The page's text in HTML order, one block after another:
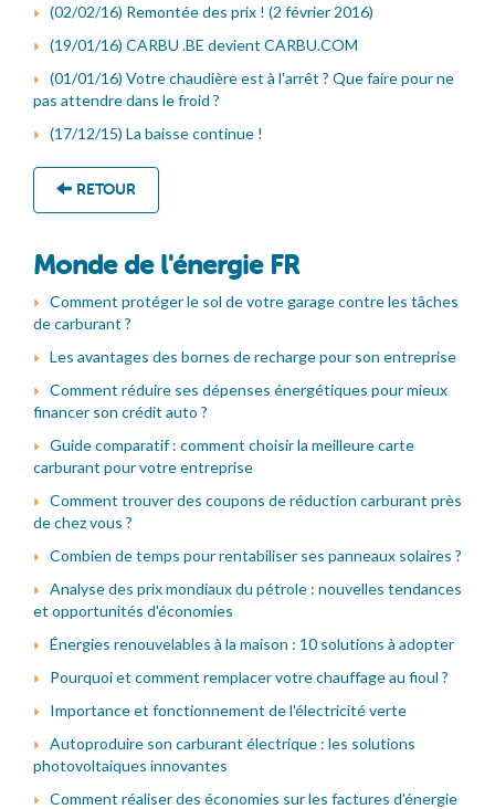
(02/02/16) Remontée des prix ! (2 février 2016)
(19/01/16) CARBU .BE devient CARBU.COM
(01/01/16) Votre chaudière est à l'arrêt ? Que faire pour ne
pas attendre dans le froid ?
(17/12/15) La baisse continue !
RETOUR
Monde de l'énergie FR
Comment protéger le sol de votre garage contre les tâches
de carburant ?
Les avantages des bornes de recharge pour son entreprise
Comment réduire ses dépenses énergétiques pour mieux
financer son crédit auto ?
Guide comparatif : comment choisir la meilleure carte
carburant pour votre entreprise
Comment trouver des coupons de réduction carburant près
de chez vous ?
Combien de temps pour rentabiliser ses panneaux solaires ?
Analyse des prix mondiaux du pétrole : nouvelles tendances
et opportunités d'économies
Énergies renouvelables à la maison : 10 solutions à adopter
Pourquoi et comment remplacer votre chauffage au fioul ?
Importance et fonctionnement de l'électricité verte
Autoproduire son carburant électrique : les solutions
photovoltaiques innovantes
Comment réaliser des économies sur les factures d'énergie